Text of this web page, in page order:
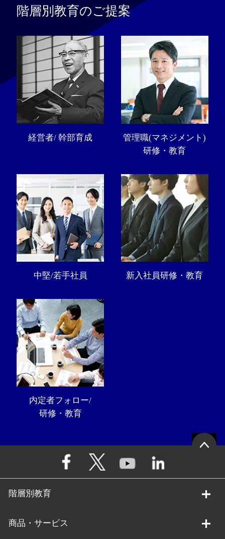
階層別教育のご提案
経営者/ 幹部育成
管理職(マネジメント)
研修・教育
中堅/若手社員 新入社員研修・教育
内定者フォロー/
研修・教育
階層別教育
商品・サービス